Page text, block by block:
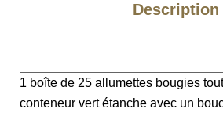
Description
1 boîte de 25 allumettes bougies
conteneur vert étanche avec un